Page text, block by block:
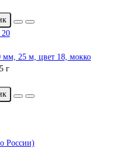
мм, 25 м, цвет 18, мокко
г
России)